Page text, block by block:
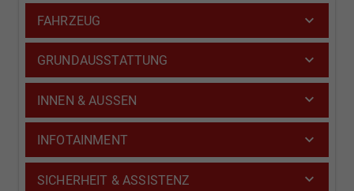
FAHRZEUG
GRUNDAUSSTATTUNG
INNEN & AUSSEN
INFOTAINMENT
SICHERHEIT & ASSISTENZ